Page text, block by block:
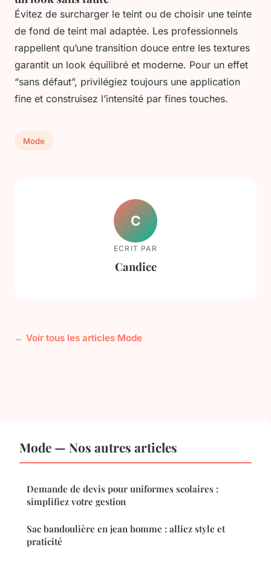
Évitez de surcharger le teint ou de choisir une teinte
de fond de teint mal adaptée. Les professionnels
rappellent qu’une transition douce entre les textures
garantit un look équilibré et moderne. Pour un effet
“sans défaut”, privilégiez toujours une application
fine et construisez l’intensité par fines touches.
Mode
C
ECRIT PAR
Candice
← Voir tous les articles Mode
Mode — Nos autres articles
Demande de devis pour uniformes scolaires :
simplifiez votre gestion
Sac bandoulière en jean homme : alliez style et
praticité